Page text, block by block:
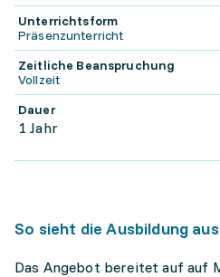
Unterrichtsform
Präsenzunterricht
Zeitliche Beanspruchung
Vollzeit
Dauer
1 Jahr
So sieht die Ausbildung aus
Das Angebot bereitet auf auf